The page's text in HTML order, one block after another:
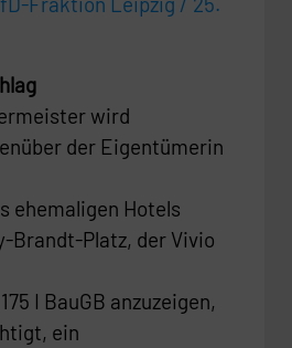
wird
der Eigentümerin
ehemaligen Hotels
Brandt-Platz, der Vivio
I BauGB anzuzeigen,
ein